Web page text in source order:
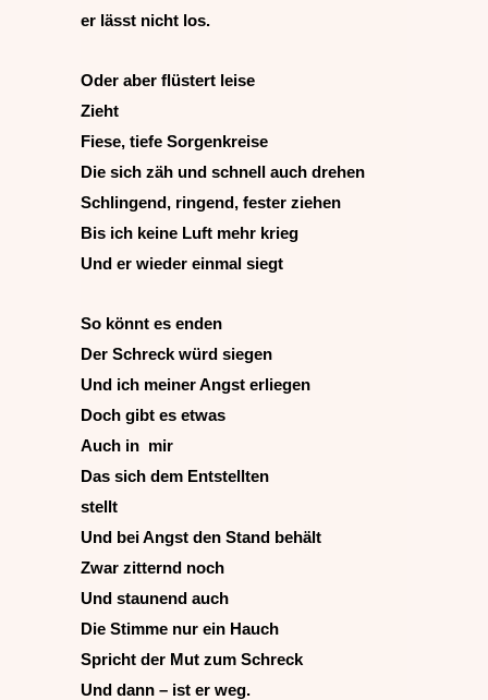
er lässt nicht los.
Oder aber flüstert leise
Zieht
Fiese, tiefe Sorgenkreise
Die sich zäh und schnell auch drehen
Schlingend, ringend, fester ziehen
Bis ich keine Luft mehr krieg
Und er wieder einmal siegt
So könnt es enden
Der Schreck würd siegen
Und ich meiner Angst erliegen
Doch gibt es etwas
Auch in mir
Das sich dem Entstellten
stellt
Und bei Angst den Stand behält
Zwar zitternd noch
Und staunend auch
Die Stimme nur ein Hauch
Spricht der Mut zum Schreck
Und dann – ist er weg.